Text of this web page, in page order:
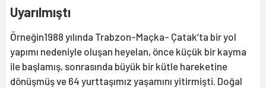
Uyarılmıştı
Örneğin1988 yılında Trabzon-Maçka- Çatak’ta bir yol
yapımı nedeniyle oluşan heyelan, önce küçük bir kayma
ile başlamış, sonrasında büyük bir kütle hareketine
dönüşmüş ve 64 yurttaşımız yaşamını yitirmişti. Doğal